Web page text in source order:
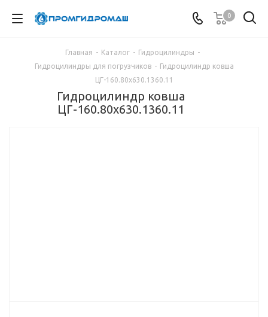
0
Главная - Каталог - Гидроцилиндры -
Гидроцилиндры для погрузчиков - Гидроцилиндр ковша
ЦГ-160.80х630.1360.11
Гидроцилиндр ковша
ЦГ-160.80х630.1360.11